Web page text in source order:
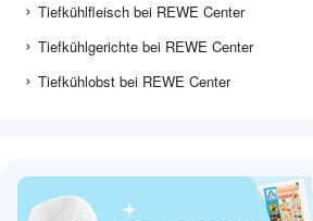
Tiefkühlfleisch bei REWE Center
Tiefkühlgerichte bei REWE Center
Tiefkühlobst bei REWE Center